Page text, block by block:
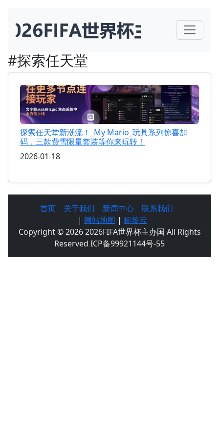
#探索任天堂
探索任天堂新潮流！_My Mario_玩具系列惊喜加
码，三款费雪限量套装等你来玩转！
2026-01-18
首页 关于我们 新闻中心
联系我们
| 网站地图 | 标签云
Copyright © 2026 2026FIFA世界杯主办国 All Rights
Reserved ICP备99921144号-55